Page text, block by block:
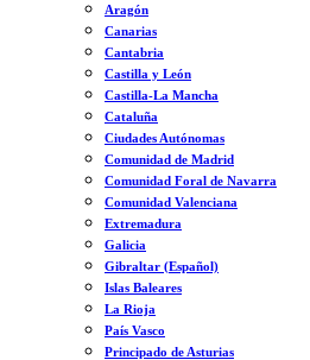
Aragón
Canarias
Cantabria
Castilla y León
Castilla-La Mancha
Cataluña
Ciudades Autónomas
Comunidad de Madrid
Comunidad Foral de Navarra
Comunidad Valenciana
Extremadura
Galicia
Gibraltar (Español)
Islas Baleares
La Rioja
País Vasco
Principado de Asturias